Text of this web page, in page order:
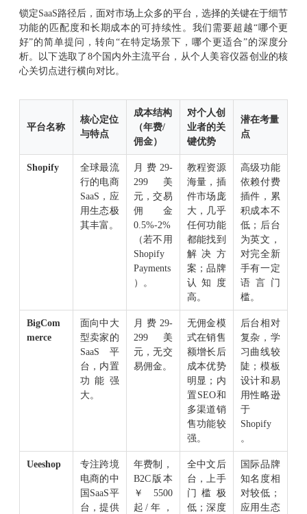
锁定SaaS路径后，面对市场上众多的平台，选择的关键在于细节
功能的匹配度和长期成本的可持续性。我们需要超越“哪个更
好”的简单提问，转向“在特定场景下，哪个更适合”的深度分
析。以下选取了8个国内外主流平台，从个人美容仪器创业的核
心关切点进行横向对比。
平台名称
核心定位
与特点
成本结构
（年费/
佣金）
对个人创
业者的关
键优势
潜在考量
点
Shopify
全球最流
行的电商
SaaS，应
用生态极
其丰富。
月费29-
299美
元，交易
佣金
0.5%-2%
（若不用
Shopify
Payments
）。
教程资源
海量，插
件市场庞
大，几乎
任何功能
都能找到
解决方
案；品牌
认知度
高。
高级功能
依赖付费
插件，累
积成本不
低；后台
为英文，
对完全新
手有一定
语言门
槛。
BigCom
merce
面向中大
型卖家的
SaaS平
台，内置
功能强
大。
月费29-
299美
元，无交
易佣金。
无佣金模
式在销售
额增长后
成本优势
明显；内
置SEO和
多渠道销
售功能较
强。
后台相对
复杂，学
习曲线较
陡；模板
设计和易
用性略逊
于
Shopify
。
Ueeshop
专注跨境
电商的中
国SaaS平
台，提供
年费制，
B2C版本
￥5500
起/年，
全中文后
台，上手
门槛极
低；深度
国际品牌
知名度相
对较低；
应用生态